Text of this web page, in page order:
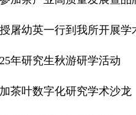
屠幼英一行到我所开展学
年研究生秋游研学活动
茶叶数字化研究学术沙龙